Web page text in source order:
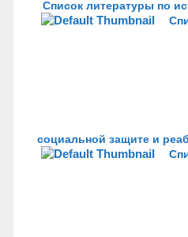
Список литературы по
социальной защите и